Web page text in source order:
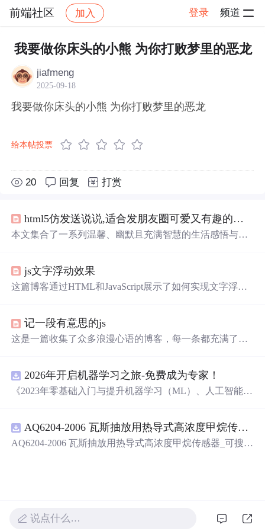
前端社区 加入 登录 频道
社区 前端社区 感慨 帖子详情
我要做你床头的小熊 为你打败梦里的恶龙
jiafmeng
2025-09-18
我要做你床头的小熊 为你打败梦里的恶龙
给本帖投票
20 回复 打赏
html5仿发送说说,适合发朋友圈可爱又有趣的说说 朋友圈必备秒赞文案
本文集合了一系列温馨、幽默且充满智慧的生活感悟与心
js文字浮动效果
这篇博客通过HTML和JavaScript展示了如何实现文字浮动
在页面上随机飘动的视觉效果。此外，文中还包含了对CS
S样式和JavaScript事件监听的运用，增加了互动性和趣味
记一段有意思的js
这是一篇收集了众多浪漫心语的博客，每一条都充满了甜
的独特情感，仿佛每个瞬间都因你而闪耀。这些话语如同
繁星，照亮了平凡的日子，让人感受到爱的力量和美好。
2026年开启机器学习之旅-免费成为专家！
《2023年零基础入门与提升机器学习（ML）、人工智能
AQ6204-2006 瓦斯抽放用热导式高浓度甲烷传感器-可搜索.pdf
AQ6204-2006 瓦斯抽放用热导式高浓度甲烷传感器_可搜
说点什么…